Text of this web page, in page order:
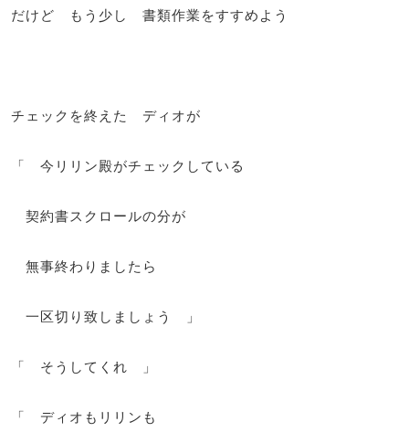
だけど もう少し 書類作業をすすめよう
チェックを終えた ディオが
「 今リリン殿がチェックしている
契約書スクロールの分が
無事終わりましたら
一区切り致しましょう 」
「 そうしてくれ 」
「 ディオもリリンも